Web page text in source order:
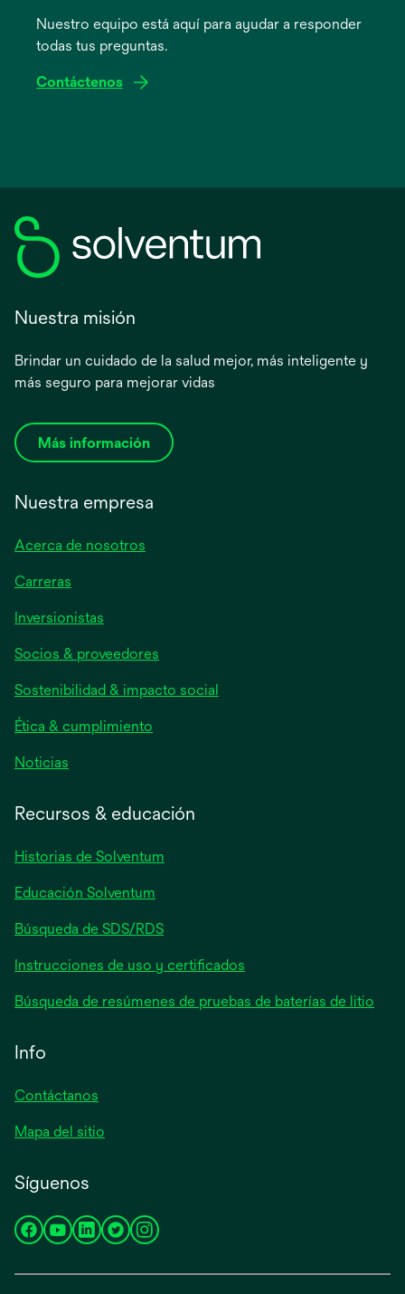
pestaña
Nuestro equipo está aquí para ayudar a responder
todas tus preguntas.
Contáctenos
Nuestra misión
Brindar un cuidado de la salud mejor, más inteligente y
más seguro para mejorar vidas
Más información
Nuestra empresa
Acerca de nosotros
Carreras
Inversionistas
en
una
pestaña
nueva
Socios & proveedores
Sostenibilidad & impacto social
Ética & cumplimiento
Noticias
pestaña
Recursos & educación
Historias de Solventum
Educación Solventum
Búsqueda de SDS/RDS
Instrucciones de uso y certificados
Búsqueda de resúmenes de pruebas de baterías de litio
Info
Contáctanos
Mapa del sitio
Síguenos
se
se
se
se
se